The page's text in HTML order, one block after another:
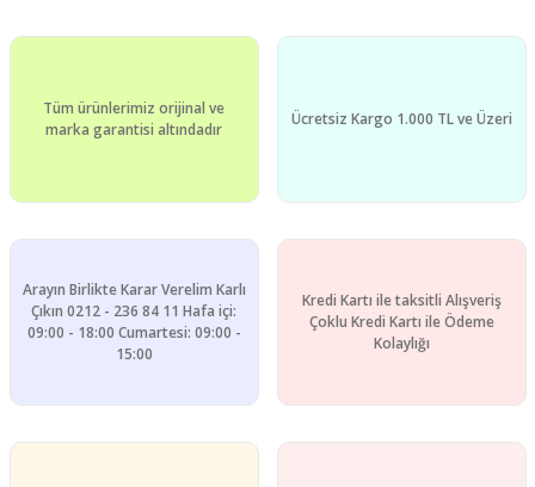
Ürün açıklamasında eksik bilgiler bulunuyor.
Ürün fiyatı diğer sitelerden daha pahalı.
Tüm ürünlerimiz orijinal ve
marka garantisi altındadır
Ücretsiz Kargo 1.000 TL ve Üzeri
Arayın Birlikte Karar Verelim Karlı
Çıkın 0212 - 236 84 11 Hafa içi:
09:00 - 18:00 Cumartesi: 09:00 -
15:00
Kredi Kartı ile taksitli Alışveriş
Çoklu Kredi Kartı ile Ödeme
Kolaylığı